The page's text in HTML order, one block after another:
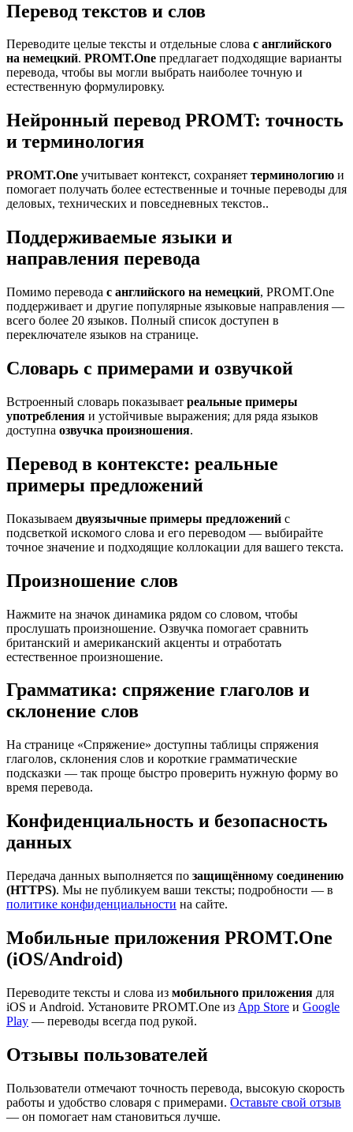
Перевод текстов и слов
Переводите целые тексты и отдельные слова с английского
на немецкий. PROMT.One предлагает подходящие варианты
перевода, чтобы вы могли выбрать наиболее точную и
естественную формулировку.
Нейронный перевод PROMT: точность
и терминология
PROMT.One учитывает контекст, сохраняет терминологию и
помогает получать более естественные и точные переводы для
деловых, технических и повседневных текстов..
Поддерживаемые языки и
направления перевода
Помимо перевода с английского на немецкий, PROMT.One
поддерживает и другие популярные языковые направления —
всего более 20 языков. Полный список доступен в
переключателе языков на странице.
Словарь с примерами и озвучкой
Встроенный словарь показывает реальные примеры
употребления и устойчивые выражения; для ряда языков
доступна озвучка произношения.
Перевод в контексте: реальные
примеры предложений
Показываем двуязычные примеры предложений с
подсветкой искомого слова и его переводом — выбирайте
точное значение и подходящие коллокации для вашего текста.
Произношение слов
Нажмите на значок динамика рядом со словом, чтобы
прослушать произношение. Озвучка помогает сравнить
британский и американский акценты и отработать
естественное произношение.
Грамматика: спряжение глаголов и
склонение слов
На странице «Спряжение» доступны таблицы спряжения
глаголов, склонения слов и короткие грамматические
подсказки — так проще быстро проверить нужную форму во
время перевода.
Конфиденциальность и безопасность
данных
Передача данных выполняется по защищённому соединению
(HTTPS). Мы не публикуем ваши тексты; подробности — в
политике конфиденциальности на сайте.
Мобильные приложения PROMT.One
(iOS/Android)
Переводите тексты и слова из мобильного приложения для
iOS и Android. Установите PROMT.One из App Store и Google
Play — переводы всегда под рукой.
Отзывы пользователей
Пользователи отмечают точность перевода, высокую скорость
работы и удобство словаря с примерами. Оставьте свой отзыв
— он помогает нам становиться лучше.